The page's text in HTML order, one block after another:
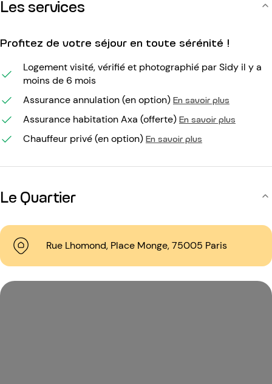
Les services
Profitez de votre séjour en toute sérénité !
Logement visité, vérifié et photographié par Sidy il y a
moins de 6 mois
Assurance annulation (en option) En savoir plus
Assurance habitation Axa (offerte) En savoir plus
Chauffeur privé (en option) En savoir plus
Le Quartier
Rue Lhomond, Place Monge, 75005 Paris